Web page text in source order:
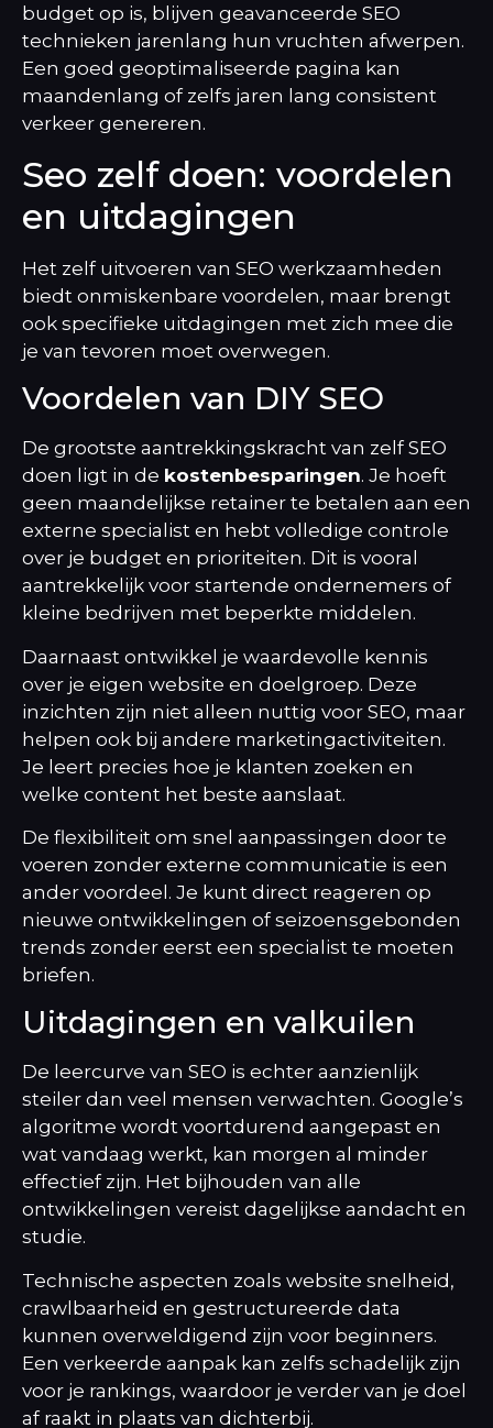
budget op is, blijven geavanceerde SEO
technieken jarenlang hun vruchten afwerpen.
Een goed geoptimaliseerde pagina kan
maandenlang of zelfs jaren lang consistent
verkeer genereren.
Seo zelf doen: voordelen
en uitdagingen
Het zelf uitvoeren van SEO werkzaamheden
biedt onmiskenbare voordelen, maar brengt
ook specifieke uitdagingen met zich mee die
je van tevoren moet overwegen.
Voordelen van DIY SEO
De grootste aantrekkingskracht van zelf SEO
doen ligt in de kostenbesparingen. Je hoeft
geen maandelijkse retainer te betalen aan een
externe specialist en hebt volledige controle
over je budget en prioriteiten. Dit is vooral
aantrekkelijk voor startende ondernemers of
kleine bedrijven met beperkte middelen.
Daarnaast ontwikkel je waardevolle kennis
over je eigen website en doelgroep. Deze
inzichten zijn niet alleen nuttig voor SEO, maar
helpen ook bij andere marketingactiviteiten.
Je leert precies hoe je klanten zoeken en
welke content het beste aanslaat.
De flexibiliteit om snel aanpassingen door te
voeren zonder externe communicatie is een
ander voordeel. Je kunt direct reageren op
nieuwe ontwikkelingen of seizoensgebonden
trends zonder eerst een specialist te moeten
briefen.
Uitdagingen en valkuilen
De leercurve van SEO is echter aanzienlijk
steiler dan veel mensen verwachten. Google’s
algoritme wordt voortdurend aangepast en
wat vandaag werkt, kan morgen al minder
effectief zijn. Het bijhouden van alle
ontwikkelingen vereist dagelijkse aandacht en
studie.
Technische aspecten zoals website snelheid,
crawlbaarheid en gestructureerde data
kunnen overweldigend zijn voor beginners.
Een verkeerde aanpak kan zelfs schadelijk zijn
voor je rankings, waardoor je verder van je doel
af raakt in plaats van dichterbij.